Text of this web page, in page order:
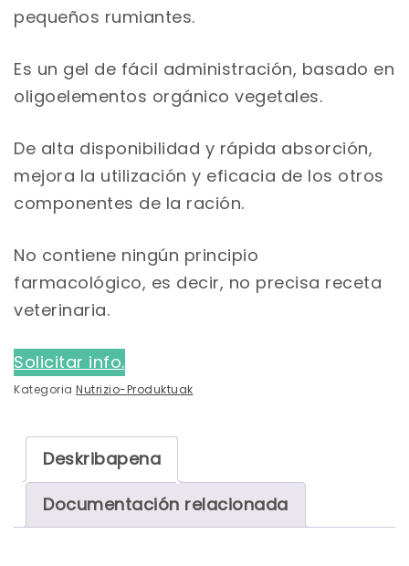
pequeños rumiantes.
Es un gel de fácil administración, basado en
oligoelementos orgánico vegetales.
De alta disponibilidad y rápida absorción,
mejora la utilización y eficacia de los otros
componentes de la ración.
No contiene ningún principio
farmacológico, es decir, no precisa receta
veterinaria.
Solicitar info.
Kategoria Nutrizio-Produktuak
Deskribapena
Documentación relacionada